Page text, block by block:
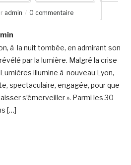
admin 0 commentaire
min
à la nuit tombée, en admirant son
par la lumière. Malgré la crise
illumine à nouveau Lyon,
spectaculaire, engagée, pour que
s’émerveiller ». Parmi les 30
[…]